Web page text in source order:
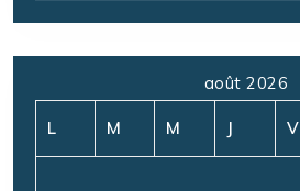
août 2026
L M M J V